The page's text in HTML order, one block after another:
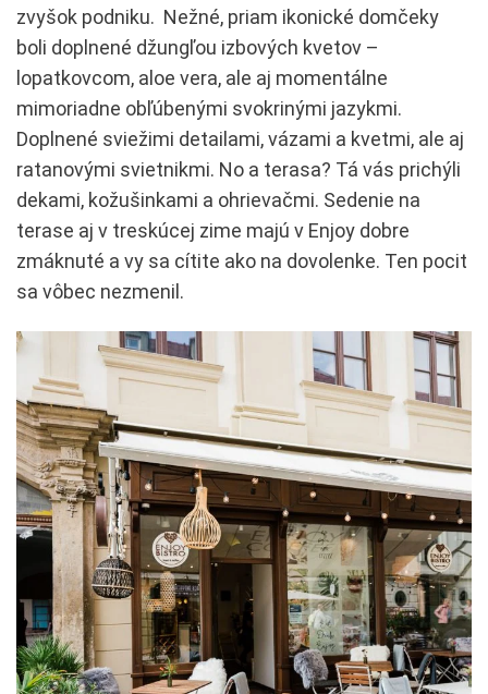
zvyšok podniku. Nežné, priam ikonické domčeky
boli doplnené džungľou izbových kvetov –
lopatkovcom, aloe vera, ale aj momentálne
mimoriadne obľúbenými svokrinými jazykmi.
Doplnené sviežimi detailami, vázami a kvetmi, ale aj
ratanovými svietnikmi. No a terasa? Tá vás prichýli
dekami, kožušinkami a ohrievačmi. Sedenie na
terase aj v treskúcej zime majú v Enjoy dobre
zmáknuté a vy sa cítite ako na dovolenke. Ten pocit
sa vôbec nezmenil.